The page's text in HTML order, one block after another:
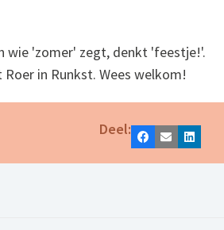
wie 'zomer' zegt, denkt 'feestje!'.
in Runkst. Wees welkom!
Deel:
Facebook
E-mailLinkedIn